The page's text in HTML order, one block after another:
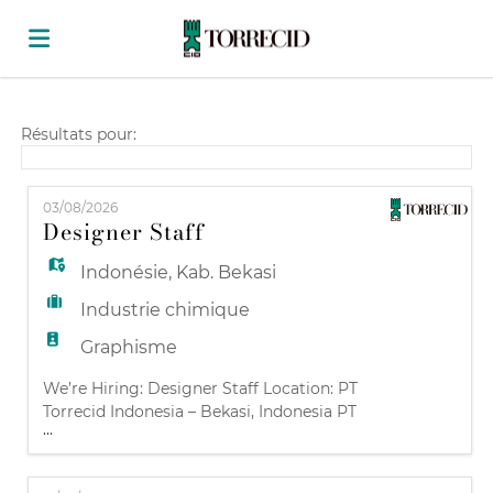
Emplois
Déposez
votre
CV
Connexion
Langue
Résultats pour:
03/08/2026
Designer Staff
Indonésie, Kab. Bekasi
Industrie chimique
Graphisme
We’re Hiring: Designer Staff Location: PT
Torrecid Indonesia – Bekasi, Indonesia PT
Torrecid Indonesia – Tandes-Surabaya,
Indonesia Part of the Global Torrecid Group
Torrecid is a leader in the ceramic and
...